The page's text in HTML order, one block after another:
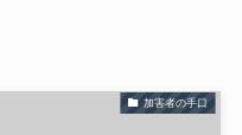
加害者の手口